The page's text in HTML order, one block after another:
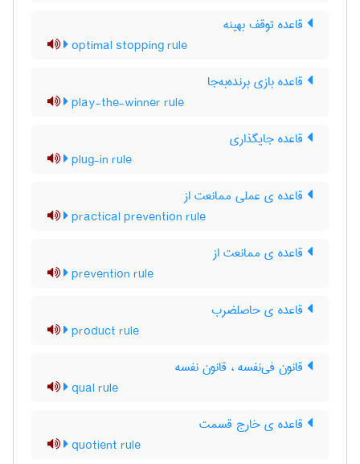
قاعده توقف بهینه
optimal stopping rule
قاعده بازی برنده‌به‌جا
play-the-winner rule
قاعده جایگذاری
plug-in rule
قاعده ی عملی ممانعت از
practical prevention rule
قاعده ی ممانعت از
prevention rule
قاعده ی حاصلضرب
product rule
قانون فی‌نفسه ، قانون نفسه
qual rule
قاعده ی خارج قسمت
quotient rule